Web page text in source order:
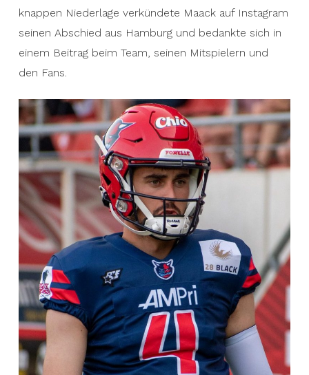
knappen Niederlage verkündete Maack auf Instagram
seinen Abschied aus Hamburg und bedankte sich in
einem Beitrag beim Team, seinen Mitspielern und
den Fans.